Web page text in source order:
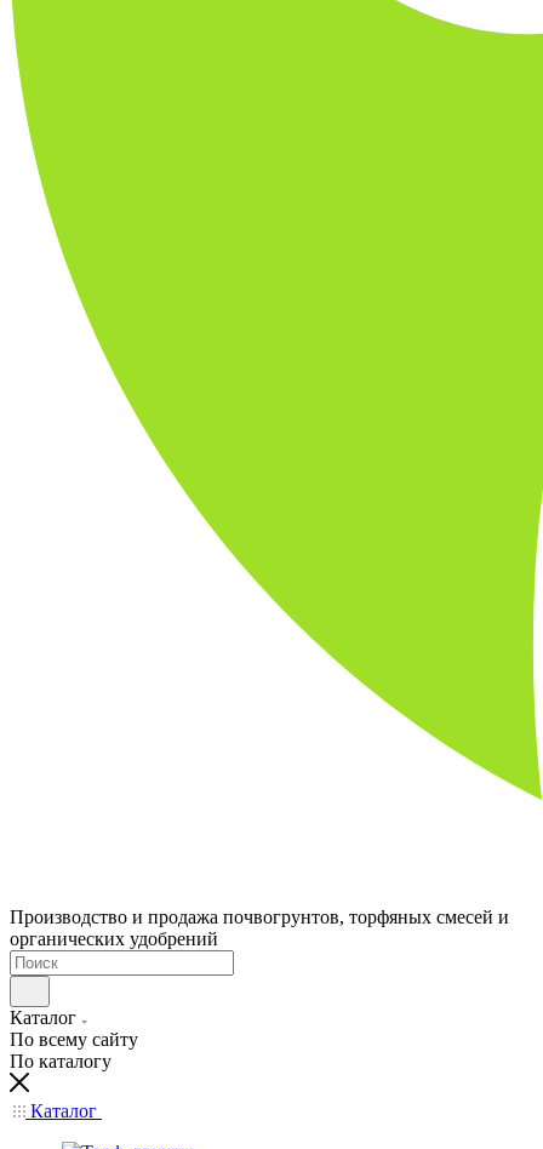
Производство и продажа почвогрунтов, торфяных смесей и
органических удобрений
Каталог
По всему сайту
По каталогу
Каталог